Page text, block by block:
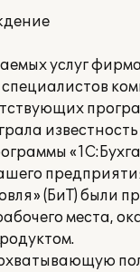
услуг
(БиТ) были
места,